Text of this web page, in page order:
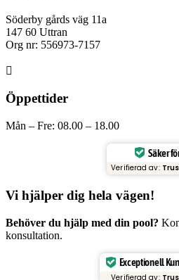
Söderby gårds väg 11a
147 60 Uttran
Org nr: 556973-7157

Öppettider
Mån – Fre: 08.00 – 18.00
Säker
Verifierad av:
Vi hjälper dig hela vägen!
Behöver du hjälp med din pool?
konsultation.
Exceptionell
Verifierad av: